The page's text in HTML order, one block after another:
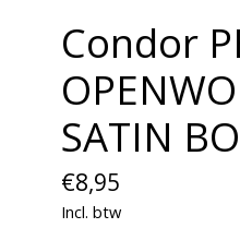
Condor
SATIN
€8,95
Incl. btw